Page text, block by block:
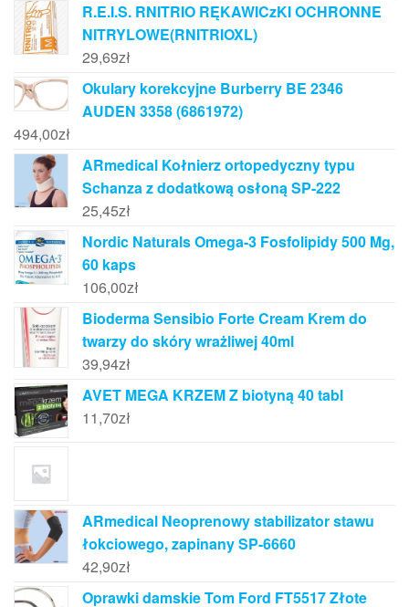
R.E.I.S. RNITRIO RĘKAWICzKI OCHRONNE
NITRYLOWE(RNITRIOXL)
29,69zł
Okulary korekcyjne Burberry BE 2346
AUDEN 3358 (6861972)
494,00zł
ARmedical Kołnierz ortopedyczny typu
Schanza z dodatkową osłoną SP-222
25,45zł
Nordic Naturals Omega-3 Fosfolipidy 500 Mg,
60 kaps
106,00zł
Bioderma Sensibio Forte Cream Krem do
twarzy do skóry wrażliwej 40ml
39,94zł
AVET MEGA KRZEM Z biotyną 40 tabl
11,70zł
ARmedical Neoprenowy stabilizator stawu
łokciowego, zapinany SP-6660
42,90zł
Oprawki damskie Tom Ford FT5517 Złote